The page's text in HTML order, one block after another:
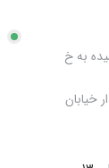
به خ
خیابان